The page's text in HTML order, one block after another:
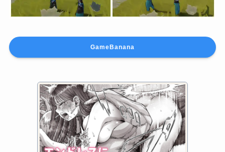
GameBanana